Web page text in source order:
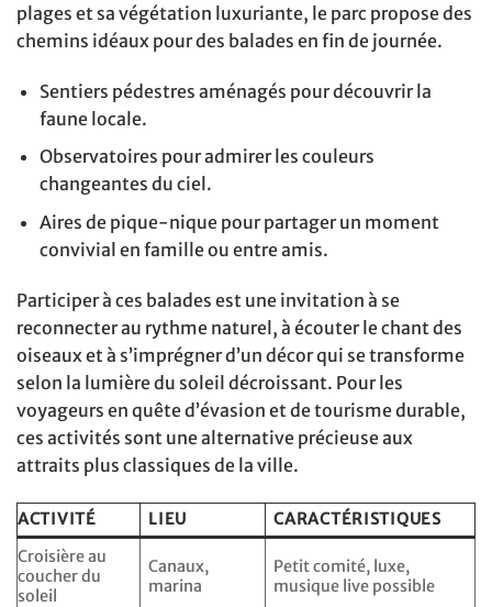
plages et sa végétation luxuriante, le parc propose des
chemins idéaux pour des balades en fin de journée.
Sentiers pédestres aménagés pour découvrir la
faune locale.
Observatoires pour admirer les couleurs
changeantes du ciel.
Aires de pique-nique pour partager un moment
convivial en famille ou entre amis.
Participer à ces balades est une invitation à se
reconnecter au rythme naturel, à écouter le chant des
oiseaux et à s’imprégner d’un décor qui se transforme
selon la lumière du soleil décroissant. Pour les
voyageurs en quête d’évasion et de tourisme durable,
ces activités sont une alternative précieuse aux
attraits plus classiques de la ville.
ACTIVITÉ LIEU
CARACTÉRISTIQUES
Croisière au
coucher du
soleil
Canaux,
marina
Petit comité, luxe,
musique live possible